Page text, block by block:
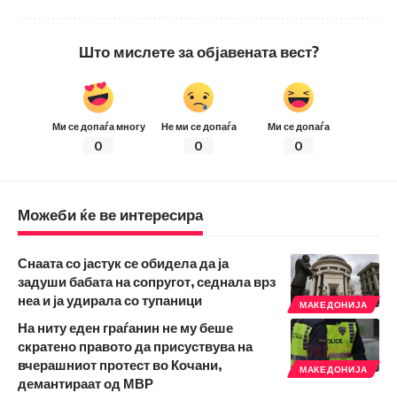
Што мислете за објавената вест?
Ми се допаѓа многу
0
Не ми се допаѓа
0
Ми се допаѓа
0
Можеби ќе ве интересира
МАКЕДОНИЈА
Снаата со јастук се обидела да ја
задуши бабата на сопругот, седнала врз
неа и ја удирала со тупаници
МАКЕДОНИЈА
На ниту еден граѓанин не му беше
скратено правото да присуствува на
вчерашниот протест во Кочани,
демантираат од МВР